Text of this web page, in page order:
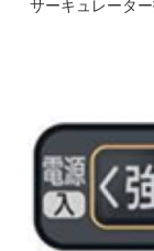
サーキュレータ